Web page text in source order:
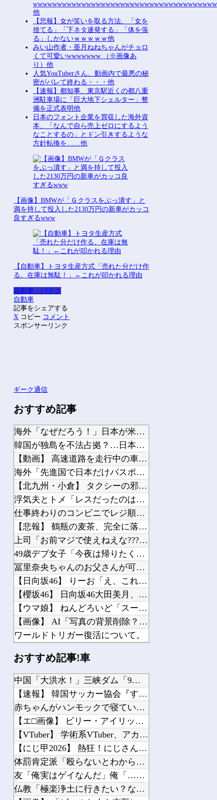
他
【悲報】女が笑いを取る方法、「女を
捨てる」「下ネタ連発する」「体を張
る」しかないｗｗｗｗｗ他
みい山作者・亜月ねねちゃんがチョロ
くて可愛いwwwwwww （※画像あ
り）他
人気YouTuberさん、動画内で最悪の秘
密がバレて終わる・・・他
【速報】都知事、東京駅近くの都八重
洲駐車場に「巨大地下シェルター」整
備を正式表明他
日本のフォント企業を買収した海外資
本、「なんで自ら売上ゼロにするよう
なことするの」とドン引きするような
方針転換を……他
【画像】BMWが「Ｇクラスをぶっ潰す」と
満を持して投入した2130万円の新車がカッコ
良すぎるwww
【自動車】トヨタ生産方式「売れた分だけ作
る。在庫は無駄！」←これが叩かれる理由
自動車・バイク
自動車
記事をシェアする
X コピー コメント
スポンサーリンク
ギーク通信
おすすめ記事
海外「なぜだろう！」日本が米国経済にトドメを刺さない本当の理由に海外が大騒ぎ
韓国が独島を不法占拠？…日本の高校新教科書、また強引な主張＝韓国の反応
【動画】 高速道路を走行中の車からリアガラスが飛んでくる事故(゜o゜)
海外「先進国で日本だけパスポート所有率が低すぎる、何故なのか」
【北九州・小倉】 タクシーの邪魔したり、公共物を蹴って騒ぐ酒乱のDQNに年末大ビ...
浮気夫とトメ「レスだったのは嫁のせい！」虚偽の噂を流され離婚を突きつけられた。法...
仕事終わりのコンビニでレジ順番待ち中に老害ジジイが堂々の横入り！「次の方どうぞ」...
【悲報】 鶴瓶の麦茶、完全に落ちぶれる????
上司「お前マジで使えねえな????」ワイ「申し訳ございません…(もうやめてやる?...
49歳デブ女子「今夜は帰りたくない。朝まであなたと一緒にいたい」←どうする？
冨里奈央ちゃんのお父さんが可哀想すぎるｗ【乃木坂46】
【日向坂46】 りーお「え、これ本当にこの大きさなのかな」【藤嶌果歩 1st写真...
【櫻坂46】 日向坂46大田美月、この四期生らと交流がある模様
【ウマ娘】 ねんどろいど「スーパークリーク」【明日発売】
【画像】 AI「写真の背景削除？ガンプラの箱追加しといてあげよ????」
ワールドトリガー復活について。
【画像】 テレ朝の気象予報士さん、意外と小さかった
やっぱり肉が好き
外国人「2026年バロンドールは誰が受賞すべき?」エンバペ、今季無冠でも初受賞か...
Powered by livedoor 相互RSS
おすすめ記事!車
中国「大洪水！」三峡ダム「9門開放！（全力放流」中国都市「三...
【速報】 韓国サッカー協会『すでに時効だ』、外国人審判らへ性...
赤ちゃんがハンモックで寝ていた。淡々と静かに作業中 → 無心...
【エ□画像】 ビリー・アイリッシュ、マ○コ（女性器）披露
【VTuber】 学術系VTuber、アカデミア関係者らに「...
【にじ甲2026】 熱狂！にじさんじ甲子園2026#9！主催...
体罰肯定派「殴らないとわからない奴もいる」ワイ「いや司法や警...
友「俺実はゲイなんだ」俺「……なぁ？それなんで俺に言った？」
仏教「極楽浄土に行きたい？なら金払えや！」キリスト教「お金は...